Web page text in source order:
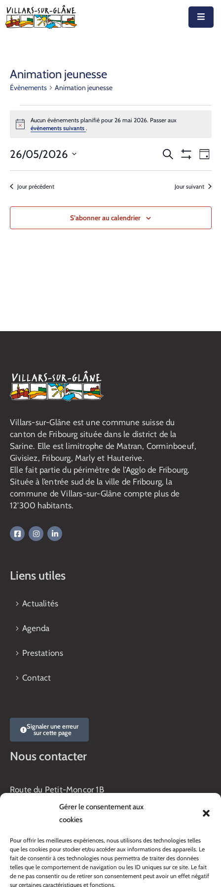
Gérer le consentement aux
cookies
Pour offrir les meilleures expériences, nous utilisons des technologies telles
que les cookies pour stocker et/ou accéder aux informations des appareils. Le
fait de consentir à ces technologies nous permettra de traiter des données
telles que le comportement de navigation ou les ID uniques sur ce site. Le fait
de ne pas consentir ou de retirer son consentement peut avoir un effet négatif
sur certaines caractéristiques et fonctions.
Agenda
Prestations
Documents
Animation jeunesse
Évènements Animation jeunesse
Notice
Aucun évènements planifié pour 26 mai 2026. Passer aux
évènements suivants.
Recherche
et
navigation
de
Recherche
Les
de
Jour
26/05/2026
Sélectionnez
Jour précédent Jour suivant
S’abonner au calendrier
Villars-sur-Glâne est une commune suisse du
canton de Fribourg située dans le district de la
Sarine. Elle est limitrophe de Matran, Corminboeuf,
Givisiez, Fribourg, Marly et Hauterive.
Elle fait partie du périmètre de l’Agglo de Fribourg.
Située à l’entrée sud de la ville de Fribourg, la
commune de Villars-sur-Glâne compte plus de
12’300 habitants.
Liens utiles
Actualités
Agenda
Prestations
Contact
Signaler une erreur
sur cette page
Nous contacter
Route du Petit-Moncor 1B
Case postale 176
Lundi au jeudi :
8h00 – 11h30
13h45 – 17h00
Vendredi :